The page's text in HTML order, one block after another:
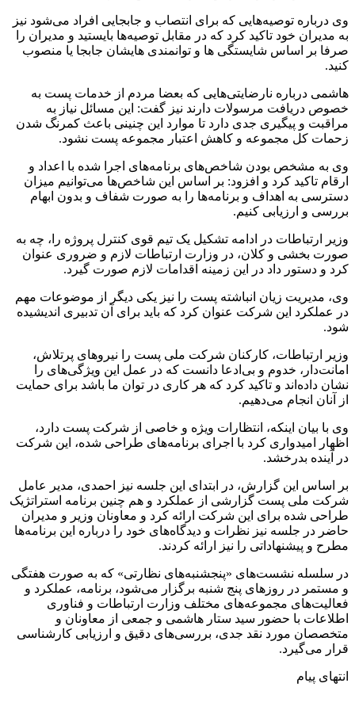
وی درباره توصیه‌هایی که برای انتصاب و جابجایی افراد می‌شود نیز
به مدیران خود تاکید کرد که در مقابل توصیه‌ها بایستید و مدیران را
صرفا بر اساس شایستگی ها و توانمندی هایشان جابجا یا منصوب
کنید.
هاشمی درباره نارضایتی‌هایی که بعضا مردم از خدمات پست به
خصوص دریافت مرسولات دارند نیز گفت: این مسائل نیاز به
مراقبت و پیگیری جدی دارد تا موارد این چنینی باعث کمرنگ شدن
زحمات کل مجموعه و کاهش اعتبار مجموعه پست نشود.
وی به مشخص بودن شاخص‌های برنامه‌های اجرا شده با اعداد و
ارقام تاکید کرد و افزود: بر اساس این شاخص‌ها می‌توانیم میزان
دسترسی به اهداف و برنامه‌ها را به صورت شفاف و بدون ابهام
بررسی و ارزیابی کنیم.
وزیر ارتباطات در ادامه تشکیل یک تیم قوی کنترل پروژه را، چه به
صورت بخشی و کلان، در وزارت ارتباطات لازم و ضروری عنوان
کرد و دستور داد در این زمینه اقدامات لازم صورت گیرد.
وی، مدیریت زیان انباشته پست را نیز یکی دیگر از موضوعات مهم
در عملکرد این شرکت عنوان کرد که باید برای آن تدبیری اندیشیده
شود.
وزیر ارتباطات، کارکنان شرکت ملی پست را نیروهای پرتلاش،
امانت‌دار، خدوم و بی‌ادعا دانست که در عمل این ویژگی‌های را
نشان داده‌اند و تاکید کرد که هر کاری در توان ما باشد برای حمایت
از آنان انجام می‌دهیم.
وی با بیان اینکه، انتظارات ویژه و خاصی از شرکت پست دارد،
اظهار امیدواری کرد با اجرای برنامه‌های طراحی شده، این شرکت
در آینده بدرخشد.
بر اساس این گزارش، در ابتدای این جلسه نیز احمدی، مدیر عامل
شرکت ملی پست گزارشی از عملکرد و هم چنین برنامه استراتژیک
طراحی شده برای این شرکت ارائه کرد و معاونان وزیر و مدیران
حاضر در جلسه نیز نظرات و دیدگاه‌های خود را درباره این برنامه‌ها
مطرح و پیشنهاداتی را نیز ارائه کردند.
در سلسله نشست‌های «پنجشنبه‌های نظارتی» که به صورت هفتگی
و مستمر در روزهای پنج شنبه برگزار می‌شود، برنامه، عملکرد و
فعالیت‌های مجموعه‌های مختلف وزارت ارتباطات و فناوری
اطلاعات با حضور سید ستار هاشمی و جمعی از معاونان و
متخصصان مورد نقد جدی، بررسی‌های دقیق و ارزیابی کارشناسی
قرار می‌گیرد.
انتهای پیام